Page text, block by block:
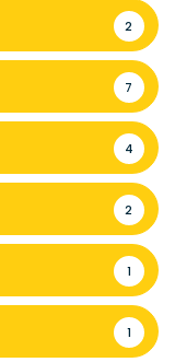
2
7
4
2
1
1